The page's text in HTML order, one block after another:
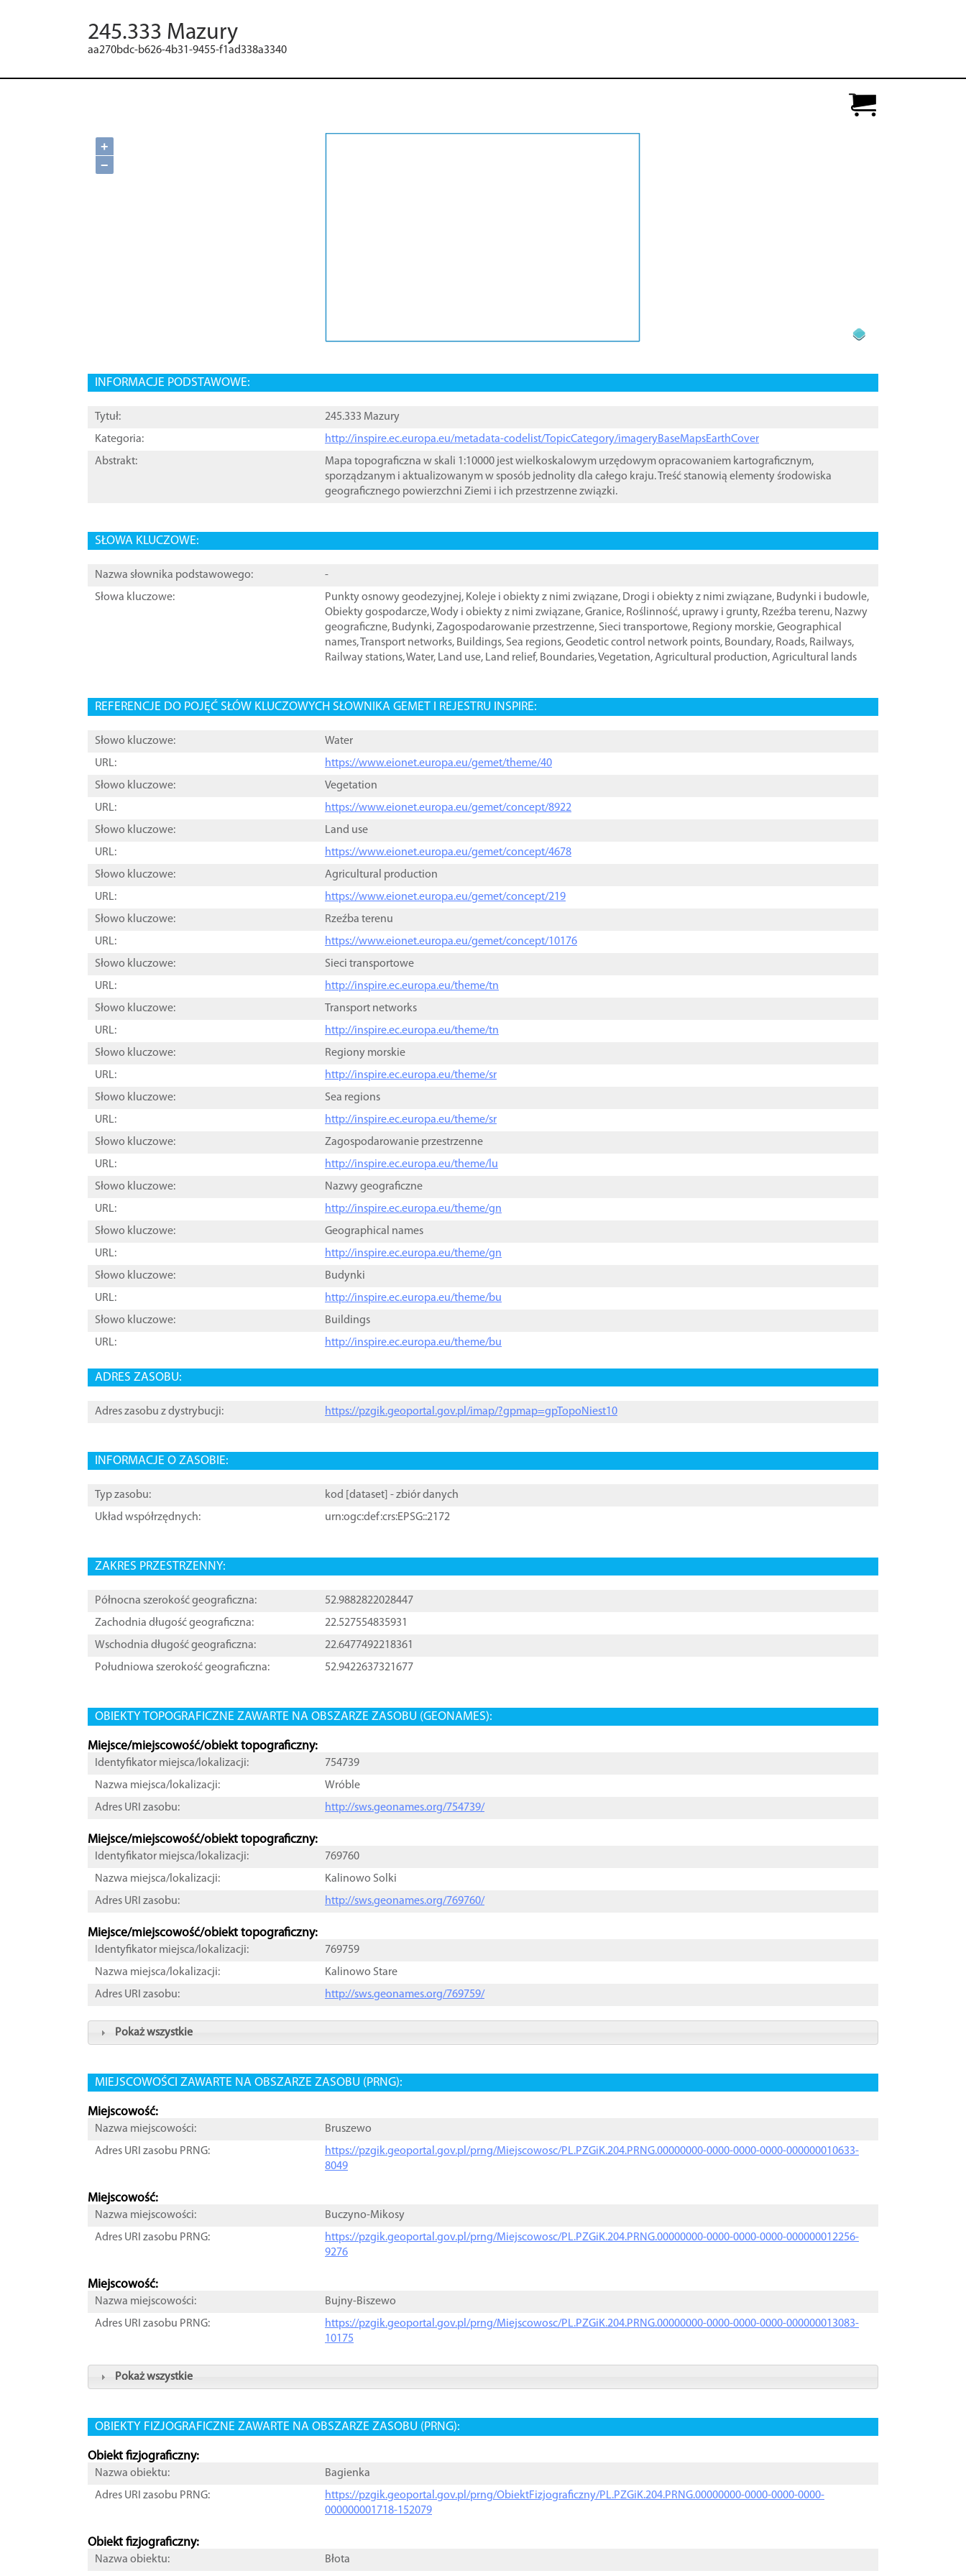
245.333 Mazury
aa270bdc-b626-4b31-9455-f1ad338a3340
+
−
INFORMACJE PODSTAWOWE:
Tytuł:
245.333 Mazury
Kategoria:
http://inspire.ec.europa.eu/metadata-codelist/TopicCategory/imageryBaseMapsEarthCover
Abstrakt:
Mapa topograficzna w skali 1:10000 jest wielkoskalowym urzędowym opracowaniem kartograficznym,
sporządzanym i aktualizowanym w sposób jednolity dla całego kraju. Treść stanowią elementy środowiska
geograficznego powierzchni Ziemi i ich przestrzenne związki.
SŁOWA KLUCZOWE:
Nazwa słownika podstawowego:
-
Słowa kluczowe:
Punkty osnowy geodezyjnej, Koleje i obiekty z nimi związane, Drogi i obiekty z nimi związane, Budynki i budowle,
Obiekty gospodarcze,Wody i obiekty z nimi związane,Granice, Roślinność, uprawy i grunty, Rzeźba terenu, Nazwy
geograficzne, Budynki,Zagospodarowanie przestrzenne, Sieci transportowe, Regiony morskie,Geographical
names,Transport networks, Buildings, Sea regions,Geodetic control network points, Boundary, Roads, Railways,
Railway stations,Water, Land use, Land relief, Boundaries,Vegetation,Agricultural production,Agricultural lands
REFERENCJE DO POJĘĆ SŁÓW KLUCZOWYCH SŁOWNIKA GEMET I REJESTRU INSPIRE:
Słowo kluczowe:
Water
URL:
https://www.eionet.europa.eu/gemet/theme/40
Słowo kluczowe:
Vegetation
URL:
https://www.eionet.europa.eu/gemet/concept/8922
Słowo kluczowe:
Land use
URL:
https://www.eionet.europa.eu/gemet/concept/4678
Słowo kluczowe:
Agricultural production
URL:
https://www.eionet.europa.eu/gemet/concept/219
Słowo kluczowe:
Rzeźba terenu
URL:
https://www.eionet.europa.eu/gemet/concept/10176
Słowo kluczowe:
Sieci transportowe
URL:
http://inspire.ec.europa.eu/theme/tn
Słowo kluczowe:
Transport networks
URL:
http://inspire.ec.europa.eu/theme/tn
Słowo kluczowe:
Regiony morskie
URL:
http://inspire.ec.europa.eu/theme/sr
Słowo kluczowe:
Sea regions
URL:
http://inspire.ec.europa.eu/theme/sr
Słowo kluczowe:
Zagospodarowanie przestrzenne
URL:
http://inspire.ec.europa.eu/theme/lu
Słowo kluczowe:
Nazwy geograficzne
URL:
http://inspire.ec.europa.eu/theme/gn
Słowo kluczowe:
Geographical names
URL:
http://inspire.ec.europa.eu/theme/gn
Słowo kluczowe:
Budynki
URL:
http://inspire.ec.europa.eu/theme/bu
Słowo kluczowe:
Buildings
URL:
http://inspire.ec.europa.eu/theme/bu
ADRES ZASOBU:
Adres zasobu z dystrybucji: https://pzgik.geoportal.gov.pl/imap/?gpmap=gpTopoNiest10
INFORMACJE O ZASOBIE:
Typ zasobu: kod [ dataset ] - zbiór danych
Układ współrzędnych:
urn:ogc:def:crs:EPSG::2172
ZAKRES PRZESTRZENNY:
Północna szerokość geograficzna:
52.9882822028447
Zachodnia długość geograficzna:
22.527554835931
Wschodnia długość geograficzna:
22.6477492218361
Południowa szerokość geograficzna:
52.9422637321677
OBIEKTY TOPOGRAFICZNE ZAWARTE NA OBSZARZE ZASOBU (GEONAMES):
Miejsce/miejscowość/obiekt topograficzny:
Identyfikator miejsca/lokalizacji:
754739
Nazwa miejsca/lokalizacji:
Wróble
Adres URI zasobu:
http://sws.geonames.org/754739/
Miejsce/miejscowość/obiekt topograficzny:
Identyfikator miejsca/lokalizacji:
769760
Nazwa miejsca/lokalizacji:
Kalinowo Solki
Adres URI zasobu:
http://sws.geonames.org/769760/
Miejsce/miejscowość/obiekt topograficzny:
Identyfikator miejsca/lokalizacji:
769759
Nazwa miejsca/lokalizacji:
Kalinowo Stare
Adres URI zasobu:
http://sws.geonames.org/769759/
Pokaż wszystkie
MIEJSCOWOŚCI ZAWARTE NA OBSZARZE ZASOBU (PRNG):
Miejscowość:
Nazwa miejscowości:
Bruszewo
Adres URI zasobu PRNG:
https://pzgik.geoportal.gov.pl/prng/Miejscowosc/PL.PZGiK.204.PRNG.00000000-0000-0000-0000-000000010633-
8049
Miejscowość:
Nazwa miejscowości:
Buczyno-Mikosy
Adres URI zasobu PRNG:
https://pzgik.geoportal.gov.pl/prng/Miejscowosc/PL.PZGiK.204.PRNG.00000000-0000-0000-0000-000000012256-
9276
Miejscowość:
Nazwa miejscowości:
Bujny-Biszewo
Adres URI zasobu PRNG:
https://pzgik.geoportal.gov.pl/prng/Miejscowosc/PL.PZGiK.204.PRNG.00000000-0000-0000-0000-000000013083-
10175
Pokaż wszystkie
OBIEKTY FIZJOGRAFICZNE ZAWARTE NA OBSZARZE ZASOBU (PRNG):
Obiekt fizjograficzny:
Nazwa obiektu:
Bagienka
Adres URI zasobu PRNG:
https://pzgik.geoportal.gov.pl/prng/ObiektFizjograficzny/PL.PZGiK.204.PRNG.00000000-0000-0000-0000-
000000001718-152079
Obiekt fizjograficzny:
Nazwa obiektu: Błota